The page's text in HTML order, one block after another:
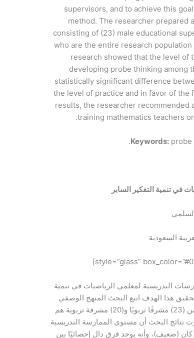
supervisors, and to achieve this
method. The researcher prepared
consisting of (23) male educational
who are the entire research
research showed that the level of
developing probe thinking among
statistically significant difference
the level of practice and in favor of
results, the researcher recommended
training mathematics teachers
Keywords: probe
في تنمية التفكير السابر
السعودية
التدريسية لمعلمي الرياضيات في تنمية
هذا الهدف اتبع البحث المنهج الوصفي
المسحي، وأعد الباحث استبانة، طبقها على عينة مكونة من (23) مشرفًا تربويًا و(20) مشرفة تربوية هم
نتائج البحث أن مستوى الممارسة التدريسية
(ضعيف)، وأنه يوجد فرق دال إحصائيًا بين